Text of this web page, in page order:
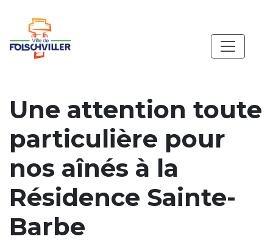
Une attention toute
particulière pour
nos aînés à la
Résidence Sainte-
Barbe